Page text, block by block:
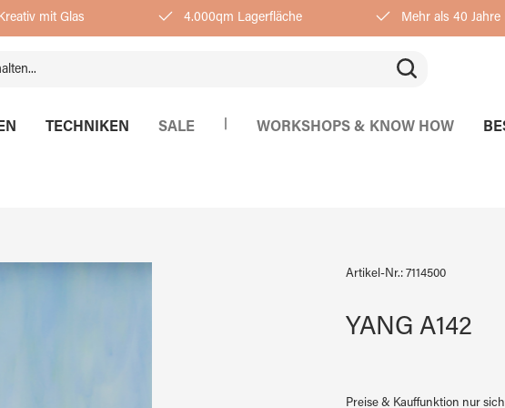
Kreativ mit Glas 4.000qm Lagerfläche Mehr als 40 Jahre
TECHNIKEN SALE WORKSHOPS & KNOW HOW
Artikel-Nr.: 7114500
YANG A142
Preise & Kauffunktion nur